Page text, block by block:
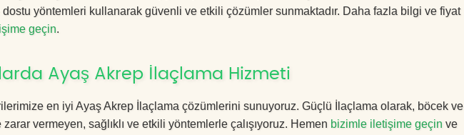
yöntemleri kullanarak güvenli ve etkili çözümler sunmaktadır. Daha fazla bilgi ve fiyat
geçin.
Ayaş Akrep İlaçlama Hizmeti
en iyi Ayaş Akrep İlaçlama çözümlerini sunuyoruz. Güçlü İlaçlama olarak, böcek ve
vermeyen, sağlıklı ve etkili yöntemlerle çalışıyoruz. Hemen bizimle iletişime geçin ve